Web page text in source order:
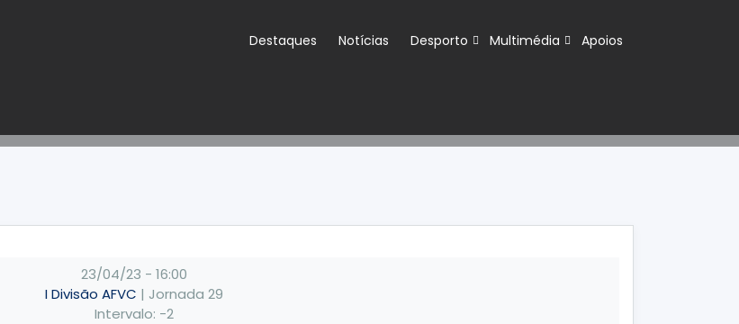
Destaques Notícias Desporto Multimédia Apoios
23/04/23 - 16:00
I Divisão AFVC | Jornada 29
Intervalo: -2